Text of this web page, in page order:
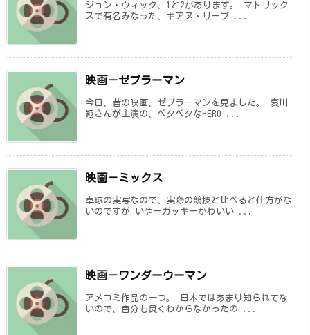
ジョン・ウィック、1と2があります。 マトリック
スで有名みなった、キアヌ・リーブ ...
映画－ゼブラーマン
今日、昔の映画、ゼブラーマンを見ました。 哀川
翔さんが主演の、ベタベタなHERO ...
映画－ミックス
卓球の実写なので、実際の競技と比べると仕方がな
いのですが いやーガッキーかわいい ...
映画－ワンダーウーマン
アメコミ作品の一つ。 日本ではあまり知られてな
いので、自分も良くわからなかったの ...